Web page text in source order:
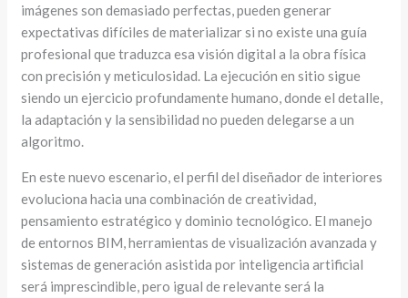
imágenes son demasiado perfectas, pueden generar
expectativas difíciles de materializar si no existe una guía
profesional que traduzca esa visión digital a la obra física
con precisión y meticulosidad. La ejecución en sitio sigue
siendo un ejercicio profundamente humano, donde el detalle,
la adaptación y la sensibilidad no pueden delegarse a un
algoritmo.
En este nuevo escenario, el perfil del diseñador de interiores
evoluciona hacia una combinación de creatividad,
pensamiento estratégico y dominio tecnológico. El manejo
de entornos BIM, herramientas de visualización avanzada y
sistemas de generación asistida por inteligencia artificial
será imprescindible, pero igual de relevante será la